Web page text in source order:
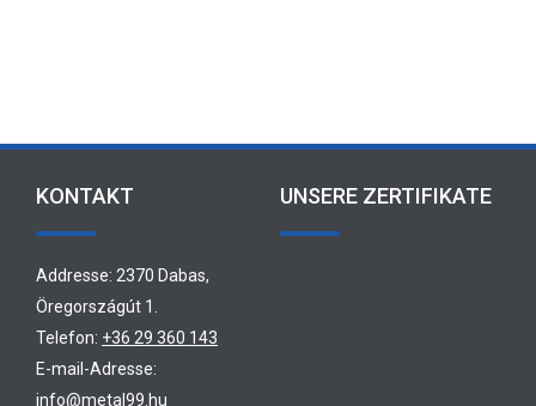
KONTAKT
Addresse: 2370 Dabas,
Öregországút 1.
Telefon: +36 29 360 143
E-mail-Adresse:
info@metal99.hu
UNSERE ZERTIFIKATE